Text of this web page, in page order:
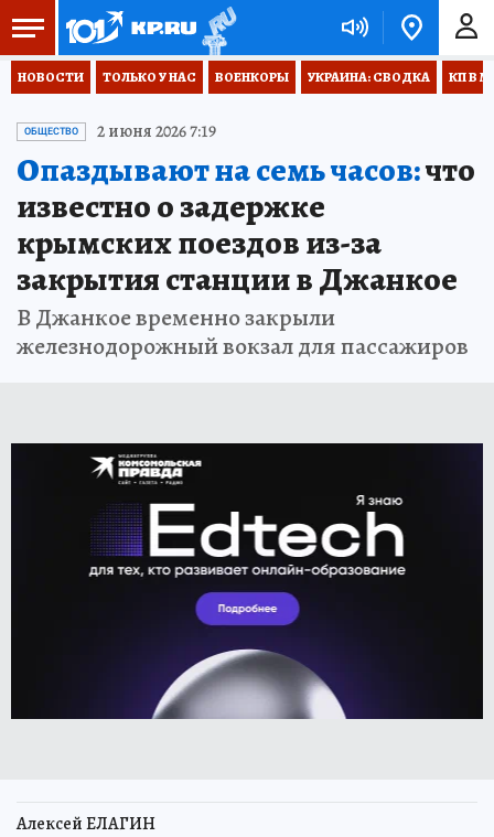
НОВОСТИ ТОЛЬКО У НАС ВОЕНКОРЫ УКРАИНА: СВОДКА КП В
ОБЩЕСТВО 2 июня 2026 7:19
Опаздывают на семь часов:что
известно о задержке
крымских поездов из-за
закрытия станции в Джанкое
В Джанкое временно закрыли
железнодорожный вокзал для пассажиров
Алексей ЕЛАГИН